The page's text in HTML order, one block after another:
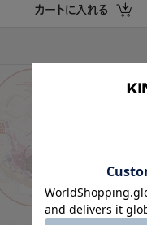
カートに入れる